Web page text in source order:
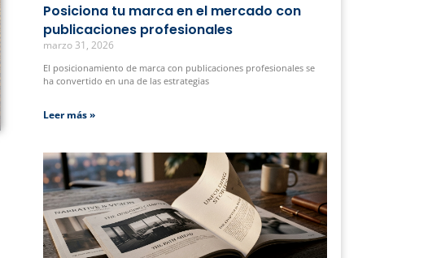
Posiciona tu marca en el mercado con
publicaciones profesionales
marzo 31, 2026
El posicionamiento de marca con publicaciones profesionales se
ha convertido en una de las estrategias
Leer más »